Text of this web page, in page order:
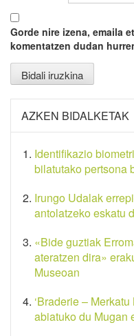
Gorde nire izena, emaila
komentatzen dudan
AZKEN BIDALKETAK
Identifikazio
bilatutako pertsona
Irungo Udalak
antolatzeko eskatu
«Bide guztiak
ateratzen dira»
Museoan
‘Braderie –
abiatuko du Mugan